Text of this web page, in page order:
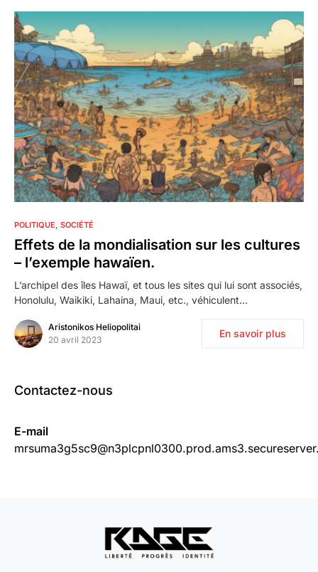
POLITIQUE SOCIÉTÉ
Effets de la mondialisation sur les cultures
– l’exemple hawaïen.
L’archipel des îles Hawaï, et tous les sites qui lui sont associés,
Honolulu, Waikiki, Lahaina, Maui, etc., véhiculent…
Aristonikos Heliopolitai
20 avril 2023
En savoir plus
Contactez-nous
E-mail